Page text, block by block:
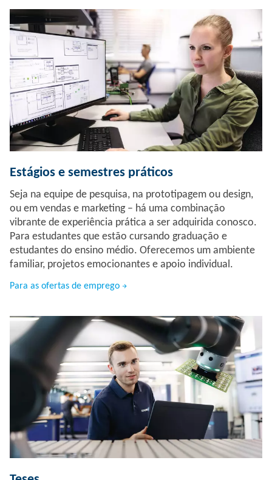
Estágios e semestres práticos
Seja na equipe de pesquisa, na prototipagem ou design,
ou em vendas e marketing – há uma combinação
vibrante de experiência prática a ser adquirida conosco.
Para estudantes que estão cursando graduação e
estudantes do ensino médio. Oferecemos um ambiente
familiar, projetos emocionantes e apoio individual.
Para as ofertas de emprego